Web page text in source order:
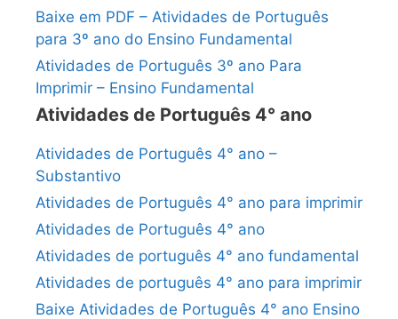
Baixe em PDF – Atividades de Português
para 3º ano do Ensino Fundamental
Atividades de Português 3º ano Para
Imprimir – Ensino Fundamental
Atividades de Português 4° ano
Atividades de Português 4° ano –
Substantivo
Atividades de Português 4° ano para imprimir
Atividades de Português 4° ano
Atividades de português 4° ano fundamental
Atividades de português 4° ano para imprimir
Baixe Atividades de Português 4° ano Ensino